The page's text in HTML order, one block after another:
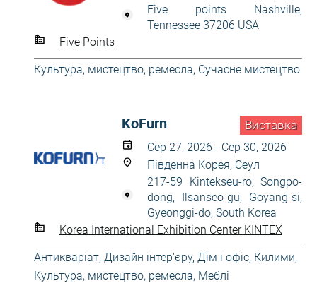
Five points Nashville,
Tennessee 37206 USA
Five Points
Культура, мистецтво, ремесла, Сучасне мистецтво
Виставка
KoFurn
Сер 27, 2026 - Сер 30, 2026
Південна Корея, Сеул
217-59 Kintekseu-ro, Songpo-
dong, Ilsanseo-gu, Goyang-si,
Gyeonggi-do, South Korea
Korea International Exhibition Center KINTEX
Антикваріат, Дизайн інтер'єру, Дім і офіс, Килими,
Культура, мистецтво, ремесла, Меблі